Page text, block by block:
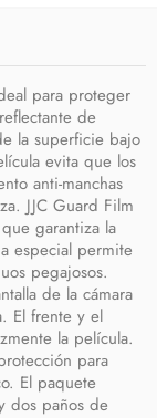
para proteger
de
la superficie bajo
evita que los
anti-manchas
JJC Guard Film
garantiza la
especial permite
pegajosos.
de la cámara
El frente y el
la película.
para
El paquete
dos paños de